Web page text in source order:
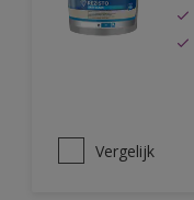
Vergelijk